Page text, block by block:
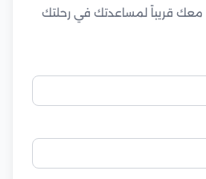
معك قريباً لمساعدتك في رحلتك